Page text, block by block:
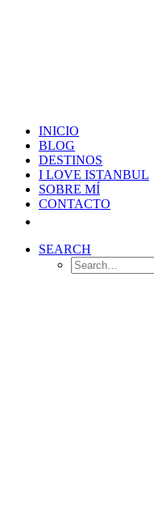
INICIO
BLOG
DESTINOS
I LOVE ISTANBUL
SOBRE MÍ
CONTACTO
SEARCH